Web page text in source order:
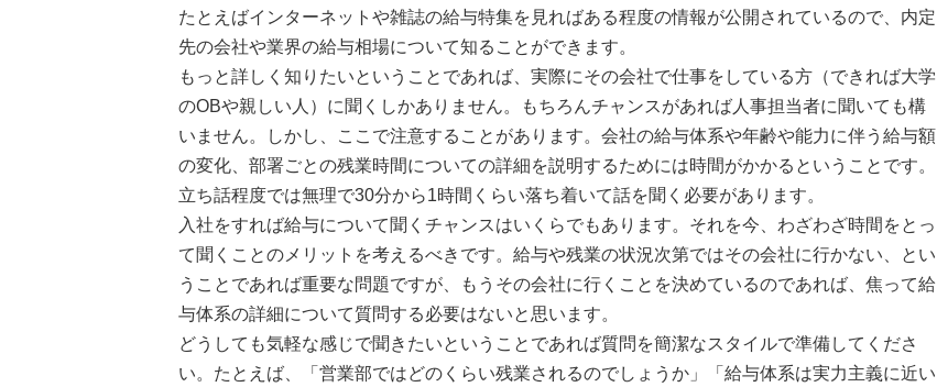
たとえばインターネットや雑誌の給与特集を見ればある程度の情報が公開されているので、内定
先の会社や業界の給与相場について知ることができます。
もっと詳しく知りたいということであれば、実際にその会社で仕事をしている方（できれば大学
のOBや親しい人）に聞くしかありません。もちろんチャンスがあれば人事担当者に聞いても構
いません。しかし、ここで注意することがあります。会社の給与体系や年齢や能力に伴う給与額
の変化、部署ごとの残業時間についての詳細を説明するためには時間がかかるということです。
立ち話程度では無理で30分から1時間くらい落ち着いて話を聞く必要があります。
入社をすれば給与について聞くチャンスはいくらでもあります。それを今、わざわざ時間をとっ
て聞くことのメリットを考えるべきです。給与や残業の状況次第ではその会社に行かない、とい
うことであれば重要な問題ですが、もうその会社に行くことを決めているのであれば、焦って給
与体系の詳細について質問する必要はないと思います。
どうしても気軽な感じで聞きたいということであれば質問を簡潔なスタイルで準備してくださ
い。たとえば、「営業部ではどのくらい残業されるのでしょうか」「給与体系は実力主義に近い